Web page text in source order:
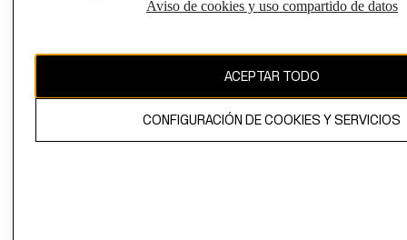
CAMBIAR REGIÓN
Aviso de cookies y uso compartido de datos
ACEPTAR TODO
CONFIGURACIÓN DE COOKIES Y SERVICIOS